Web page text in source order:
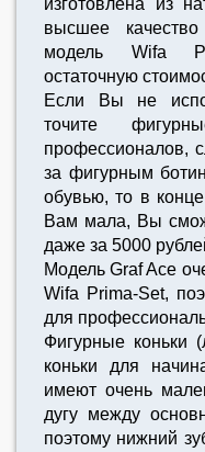
изготовлена из
высшее
модель Wifa
остаточную
Если Вы не
точите
профессионалов,
за фигурным
обувью, то в
Вам мала, Вы
даже за 5000
Модель Graf Ace
Wifa Prima-Set,
для
Фигурные коньки
коньки для
имеют очень
дугу между
поэтому нижний